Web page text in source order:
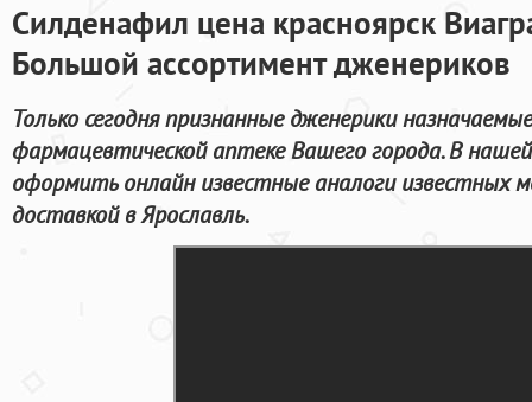
Силденафил цена красноярск
Большой ассортимент дженериков
Только сегодня признанные дженерики
фармацевтической аптеке Вашего города. В
оформить онлайн известные аналоги известных
доставкой в Ярославль.